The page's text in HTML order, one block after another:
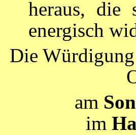
heraus, die
energisch
Die
am
im